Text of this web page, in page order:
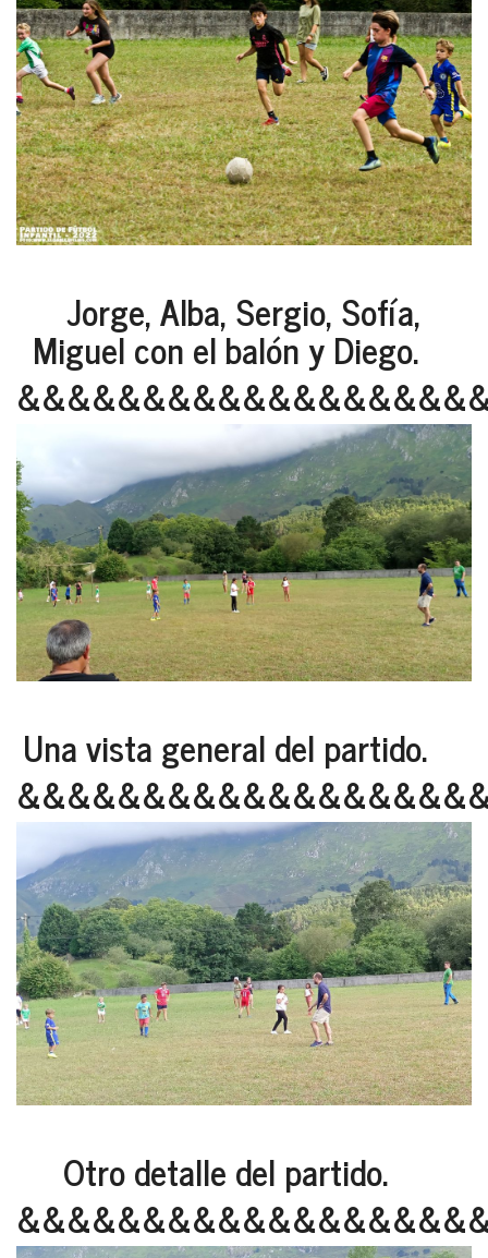
Jorge, Alba, Sergio, Sofía,
Miguel con el balón y Diego.
Una vista general del partido.
Otro detalle del partido.